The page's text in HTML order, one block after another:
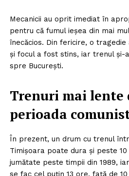
Mecanicii au oprit imediat în
pentru că fumul ieşea din mai
înecăcios. Din fericire, o
şi focul a fost stins, iar trenul şi-
spre Bucureşti.
Trenuri mai lente
perioada
În prezent, un drum cu trenul
Timişoara poate dura şi peste
jumătate peste timpii din 1989,